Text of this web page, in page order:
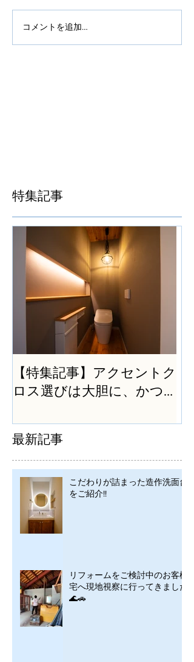
コメントを追加…
特集記事
【特集記事】アクセントク
ロス選びは大胆に、かつ
最新記事
こだわりが詰まった造作洗面台
をご紹介!!
リフォームをご検討中のお客様
宅へ現地視察に行ってきました
🌊🚗